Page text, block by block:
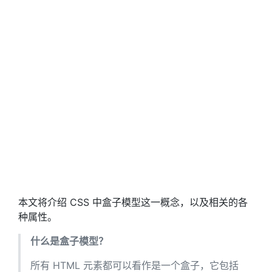
本文将介绍 CSS 中盒子模型这一概念，以及相关的各
种属性。
什么是盒子模型？
所有 HTML 元素都可以看作是一个盒子，它包括